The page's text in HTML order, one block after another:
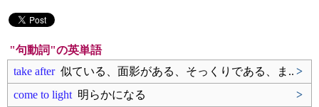
"句動詞"の英単語
take after似ている、面影がある、そっくりである、ま.. >
come to light 明らかになる
>